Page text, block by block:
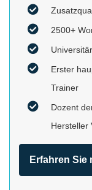
2500+
Erster
Trainer
Dozent
Hersteller
Erfahren Sie